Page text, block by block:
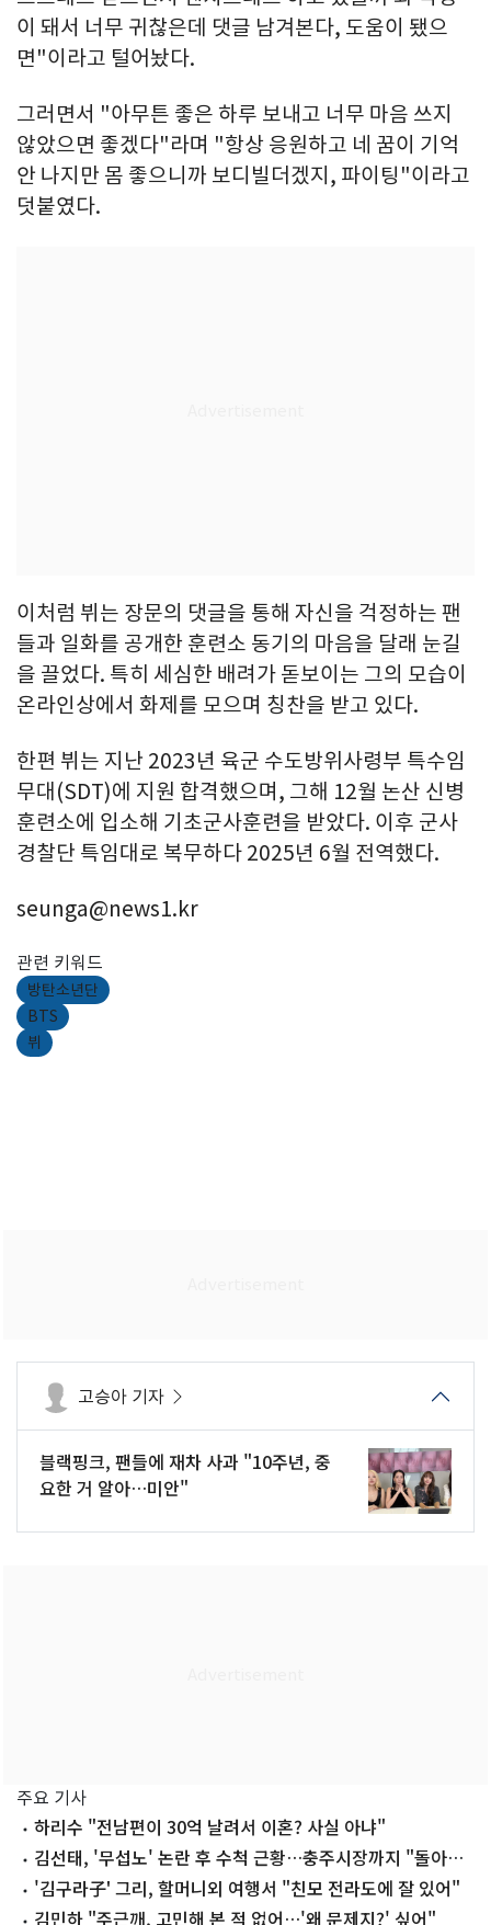
이 돼서 너무 귀찮은데 댓글 남겨본다, 도움이 됐으
면"이라고 털어놨다.
그러면서 "아무튼 좋은 하루 보내고 너무 마음 쓰지
않았으면 좋겠다"라며 "항상 응원하고 네 꿈이 기억
안 나지만 몸 좋으니까 보디빌더겠지, 파이팅"이라고
덧붙였다.
이처럼 뷔는 장문의 댓글을 통해 자신을 걱정하는 팬
들과 일화를 공개한 훈련소 동기의 마음을 달래 눈길
을 끌었다. 특히 세심한 배려가 돋보이는 그의 모습이
온라인상에서 화제를 모으며 칭찬을 받고 있다.
한편 뷔는 지난 2023년 육군 수도방위사령부 특수임
무대(SDT)에 지원 합격했으며, 그해 12월 논산 신병
훈련소에 입소해 기초군사훈련을 받았다. 이후 군사
경찰단 특임대로 복무하다 2025년 6월 전역했다.
seunga@news1.kr
관련 키워드
방탄소년단
BTS
뷔
고승아 기자
블랙핑크, 팬들에 재차 사과 "10주년, 중
요한 거 알아…미안"
주요 기사
하리수 "전남편이 30억 날려서 이혼? 사실 아냐"
김선태, '무섭노' 논란 후 수척 근황…충주시장까지 "돌아올
생각 없냐?"
'김구라子' 그리, 할머니외 여행서 "친모 전라도에 잘 있어"
김민하 "주근깨, 고민해 본 적 없어…'왜 문제지?' 싶어"